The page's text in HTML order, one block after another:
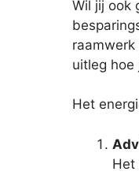
Wil jij ook
uitleg hoe
Het
Het